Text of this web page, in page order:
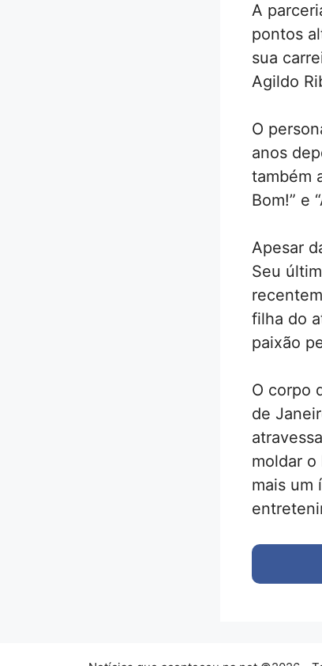
A
pontos
sua
Agildo
O
anos
também
Bom!” e
Apesar
Seu
filha do
paixão
O corpo
de
moldar
mais um